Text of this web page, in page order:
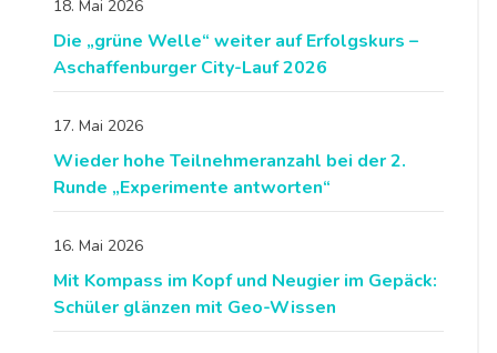
18. Mai 2026
Die „grüne Welle“ weiter auf Erfolgskurs –
Aschaffenburger City-Lauf 2026
17. Mai 2026
Wieder hohe Teilnehmeranzahl bei der 2.
Runde „Experimente antworten“
16. Mai 2026
Mit Kompass im Kopf und Neugier im Gepäck:
Schüler glänzen mit Geo-Wissen